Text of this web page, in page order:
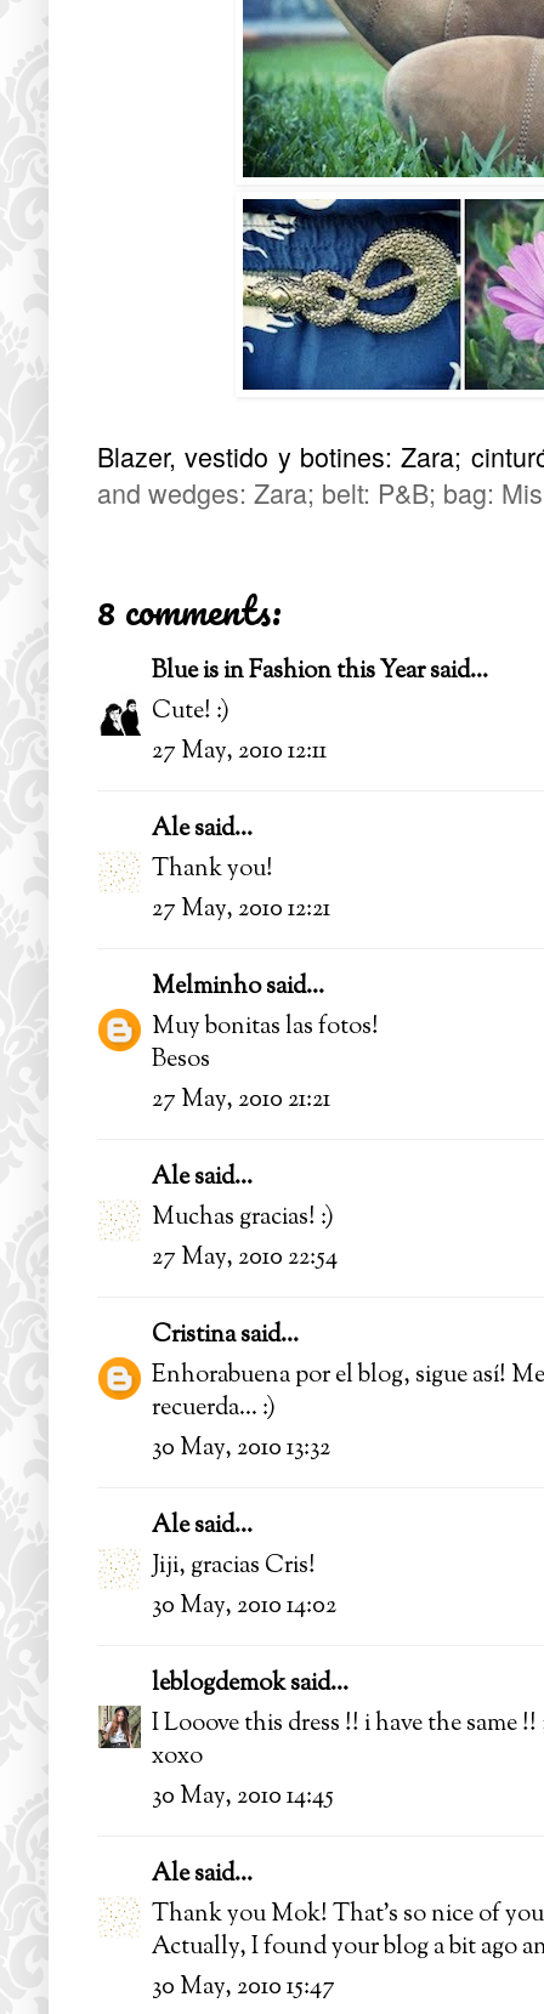
Blazer, vestido y botines: Zara;
and wedges: Zara; belt: P&B; bag:
8 comments:
Blue is in Fashion this Yearsaid...
Cute! :)
27 May, 2010 12:11
Alesaid...
Thank you!
27 May, 2010 12:21
Melminhosaid...
Muy bonitas las fotos!
Besos
27 May, 2010 21:21
Alesaid...
Muchas gracias! :)
27 May, 2010 22:54
Cristinasaid...
Enhorabuena por el blog, sigue así!
recuerda... :)
30 May, 2010 13:32
Alesaid...
Jiji, gracias Cris!
30 May, 2010 14:02
leblogdemoksaid...
I Looove this dress !! i have the same
xoxo
30 May, 2010 14:45
Alesaid...
Thank you Mok! That's so nice of
Actually, I found your blog a bit ago
30 May, 2010 15:47